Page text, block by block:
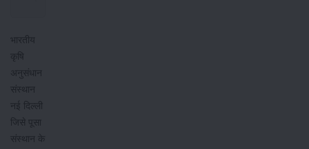
भारतीय
कृषि
अनुसंधान
संस्थान
नई दिल्ली
जिसे पूसा
संस्थान के